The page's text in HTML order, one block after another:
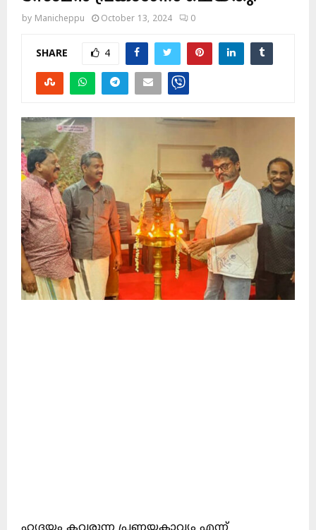
by Manicheppu October 13, 2024 0
SHARE 4